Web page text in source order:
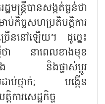
ន្ត្រីបានសង្កត់ធ្ងន់ថា
ច្ចសហប្រតិបត្តិការ
រើននៅឡើយ។ ដូច្នេះ
ើថា នាពេលខាងមុខ
ទំនង និងផ្លាស់ប្តូរ
ប់ថ្នាក់; បង្កើន
ការសេដ្ឋកិច្ច